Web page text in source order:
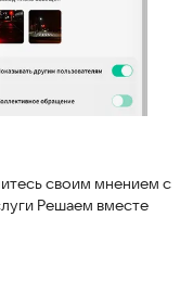
своим мнением с
Решаем вместе